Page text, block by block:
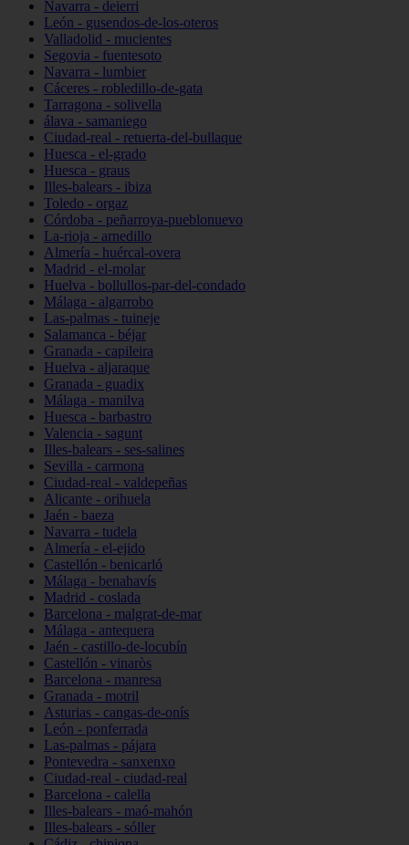
Navarra - deierri
León - gusendos-de-los-oteros
Valladolid - mucientes
Segovia - fuentesoto
Navarra - lumbier
Cáceres - robledillo-de-gata
Tarragona - solivella
álava - samaniego
Ciudad-real - retuerta-del-bullaque
Huesca - el-grado
Huesca - graus
Illes-balears - ibiza
Toledo - orgaz
Córdoba - peñarroya-pueblonuevo
La-rioja - arnedillo
Almería - huércal-overa
Madrid - el-molar
Huelva - bollullos-par-del-condado
Málaga - algarrobo
Las-palmas - tuineje
Salamanca - béjar
Granada - capileira
Huelva - aljaraque
Granada - guadix
Málaga - manilva
Huesca - barbastro
Valencia - sagunt
Illes-balears - ses-salines
Sevilla - carmona
Ciudad-real - valdepeñas
Alicante - orihuela
Jaén - baeza
Navarra - tudela
Almería - el-ejido
Castellón - benicarló
Málaga - benahavís
Madrid - coslada
Barcelona - malgrat-de-mar
Málaga - antequera
Jaén - castillo-de-locubín
Castellón - vinaròs
Barcelona - manresa
Granada - motril
Asturias - cangas-de-onís
León - ponferrada
Las-palmas - pájara
Pontevedra - sanxenxo
Ciudad-real - ciudad-real
Barcelona - calella
Illes-balears - maó-mahón
Illes-balears - sóller